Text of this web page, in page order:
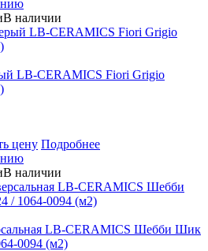
В наличии
LB-CERAMICS Fiori Grigio
цену Подробнее
В наличии
LB-CERAMICS Шебби Шик
0094 (м2)